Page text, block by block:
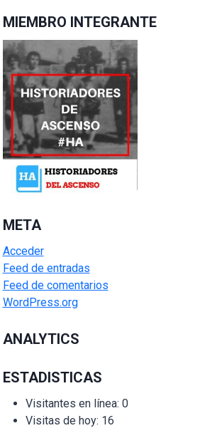
MIEMBRO INTEGRANTE
META
Acceder
Feed de entradas
Feed de comentarios
WordPress.org
ANALYTICS
ESTADISTICAS
Visitantes en línea: 0
Visitas de hoy: 16